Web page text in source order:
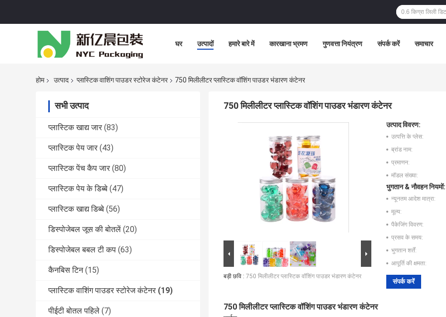
घर उत्पादों हमारे बारे में कारखाना भ्रमण गुणवत्ता नियंत्रण संपर्क करें समाचार
होम उत्पाद प्लास्टिक वाशिंग पाउडर स्टोरेज कंटेनर 750 मिलीलीटर प्लास्टिक वॉशिंग पाउडर भंडारण कंटेनर
सभी उत्पाद
प्लास्टिक खाद्य जार (83)
प्लास्टिक पेय जार (43)
प्लास्टिक पेंच कैप जार (80)
प्लास्टिक पेय के डिब्बे (47)
प्लास्टिक खाद्य डिब्बे (56)
डिस्पोजेबल जूस की बोतलें (20)
डिस्पोजेबल बबल टी कप (63)
कैनबिस टिन (15)
प्लास्टिक वाशिंग पाउडर स्टोरेज कंटेनर (19)
पीईटी बोतल पहिले (7)
750 मिलीलीटर प्लास्टिक वॉशिंग पाउडर भंडारण कंटेनर
बड़ी छवि : 750 मिलीलीटर प्लास्टिक वॉशिंग पाउडर भंडारण कंटेनर
उत्पाद विवरण:
उत्पत्ति के प्लेस:
ब्रांड नाम:
प्रमाणन:
मॉडल संख्या:
भुगतान & नौवहन नियमों:
न्यूनतम आदेश मात्रा:
मूल्य:
पैकेजिंग विवरण:
प्रसव के समय:
भुगतान शर्तें:
आपूर्ति की क्षमता:
संपर्क करें
750 मिलीलीटर प्लास्टिक वॉशिंग पाउडर भंडारण कंटेनर